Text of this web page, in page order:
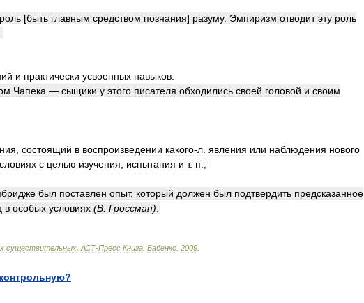
роль [быть главным средством познания] разуму. Эмпиризм отводит эту роль
и практически усвоенных навыков.
Чапека — сыщики у этого писателя обходились своей головой и своим
состоящий в воспроизведении какого-л явления или наблюдения нового
с целью изучения испытания и т. п .;
был поставлен опыт, который должен был подтвердить предсказанное
в особых условиях (В Гроссман)
существительных АСТ-Пресс Книга Бабенко 2009